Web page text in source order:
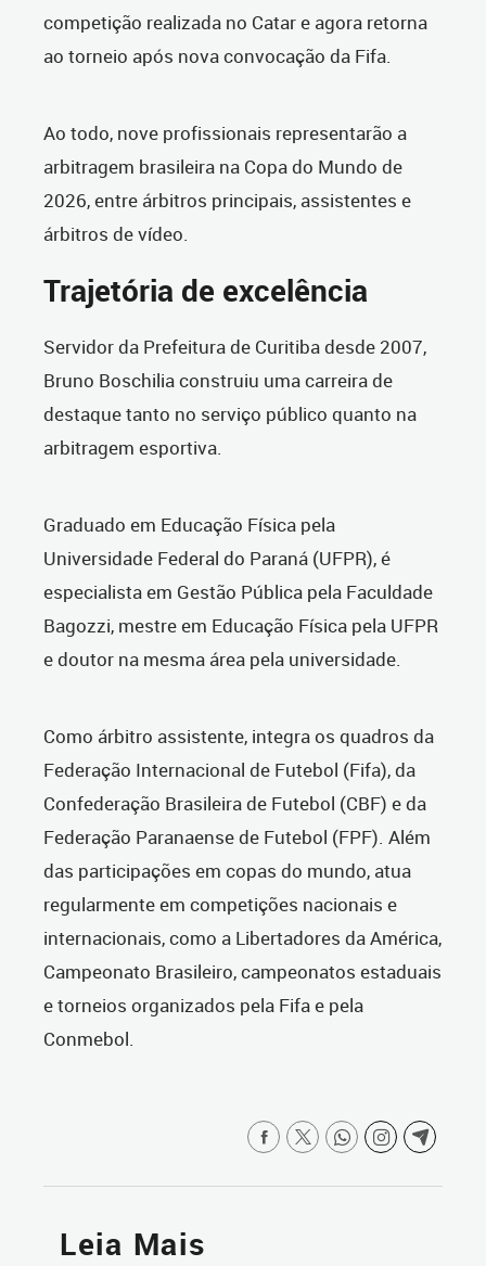
competição realizada no Catar e agora retorna
ao torneio após nova convocação da Fifa.
Ao todo, nove profissionais representarão a
arbitragem brasileira na Copa do Mundo de
2026, entre árbitros principais, assistentes e
árbitros de vídeo.
Trajetória de excelência
Servidor da Prefeitura de Curitiba desde 2007,
Bruno Boschilia construiu uma carreira de
destaque tanto no serviço público quanto na
arbitragem esportiva.
Graduado em Educação Física pela
Universidade Federal do Paraná (UFPR), é
especialista em Gestão Pública pela Faculdade
Bagozzi, mestre em Educação Física pela UFPR
e doutor na mesma área pela universidade.
Como árbitro assistente, integra os quadros da
Federação Internacional de Futebol (Fifa), da
Confederação Brasileira de Futebol (CBF) e da
Federação Paranaense de Futebol (FPF). Além
das participações em copas do mundo, atua
regularmente em competições nacionais e
internacionais, como a Libertadores da América,
Campeonato Brasileiro, campeonatos estaduais
e torneios organizados pela Fifa e pela
Conmebol.
Leia Mais